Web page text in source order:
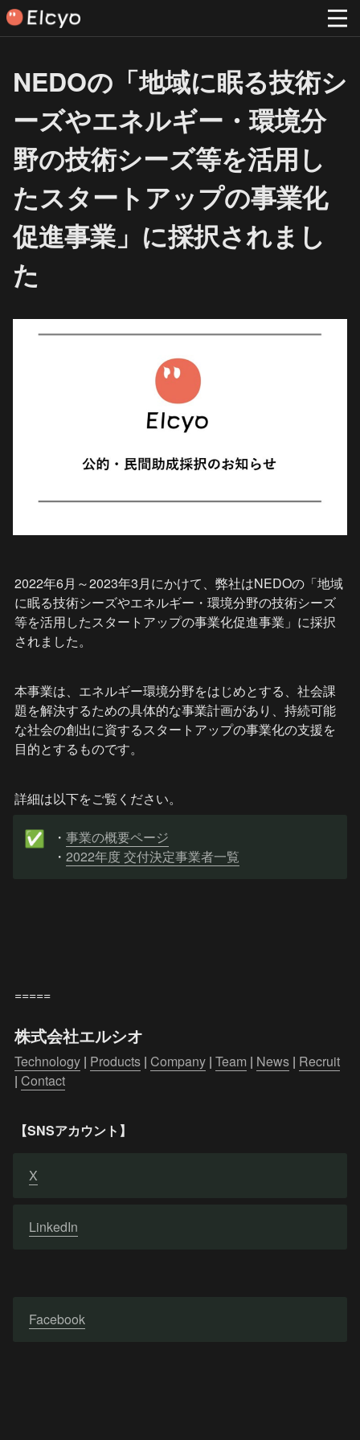
NEDOの「地域に眠る技術シ
ーズやエネルギー・環境分
野の技術シーズ等を活用し
たスタートアップの事業化
促進事業」に採択されまし
た
2022年6月～2023年3月にかけて、弊社はNEDOの「地域
に眠る技術シーズやエネルギー・環境分野の技術シーズ
等を活用したスタートアップの事業化促進事業」に採択
されました。
本事業は、エネルギー環境分野をはじめとする、社会課
題を解決するための具体的な事業計画があり、持続可能
な社会の創出に資するスタートアップの事業化の支援を
目的とするものです。
詳細は以下をご覧ください。
✅ ・ 事業の概要ページ
・ 2022年度 交付決定事業者一覧
=====
株式会社エルシオ
Technology | Products | Company | Team | News | Recruit
| Contact
【SNSアカウント】
X
LinkedIn
Facebook